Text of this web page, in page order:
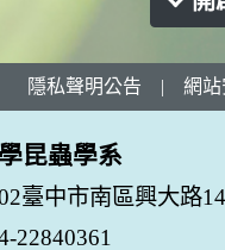
隱私聲明公告 | 網站
昆蟲學系
臺中市南區興大路
22840361